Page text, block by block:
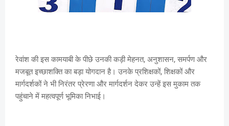
रेवांश की इस कामयाबी के पीछे उनकी कड़ी मेहनत, अनुशासन, समर्पण और
मजबूत इच्छाशक्ति का बड़ा योगदान है। उनके प्रशिक्षकों, शिक्षकों और
मार्गदर्शकों ने भी निरंतर प्रेरणा और मार्गदर्शन देकर उन्हें इस मुकाम तक
पहुंचाने में महत्वपूर्ण भूमिका निभाई।